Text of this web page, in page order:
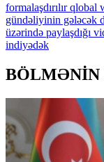
formalaşdırılırqlobal
gündəliyinin gələcək
üzərində paylaşdığı
indiyədək